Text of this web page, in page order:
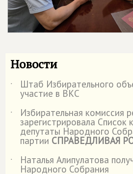
Новости
˙ Штаб Избирательного
участие в ВКС
˙
Избирательная комиссия
зарегистрировала Список
депутаты Народного
партии СПРАВЕДЛИВАЯ
˙
Наталья Алипулатова
Народного Собрания